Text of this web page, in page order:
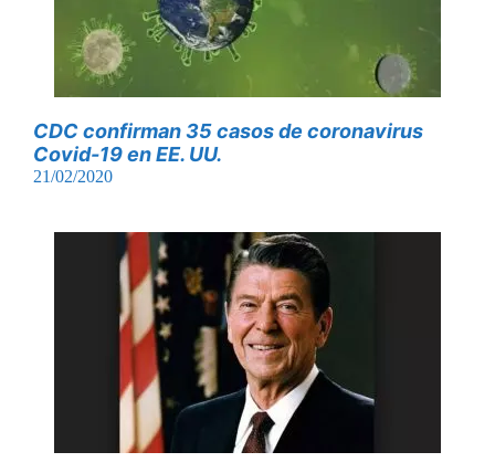
CDC confirman 35 casos de coronavirus
Covid-19 en EE. UU.
21/02/2020